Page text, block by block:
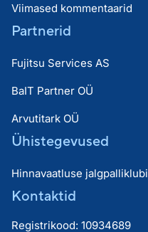
Viimased kommentaarid
Partnerid
Fujitsu Services AS
BaIT Partner OÜ
Arvutitark OÜ
Ühistegevused
Hinnavaatluse jalgpalliklubi
Kontaktid
Registrikood: 10934689